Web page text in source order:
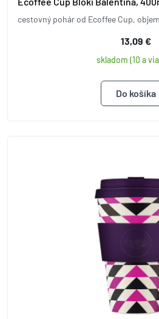
cestovný pohár od Ecoffee Cup,
13,09 €
skladom (10 a